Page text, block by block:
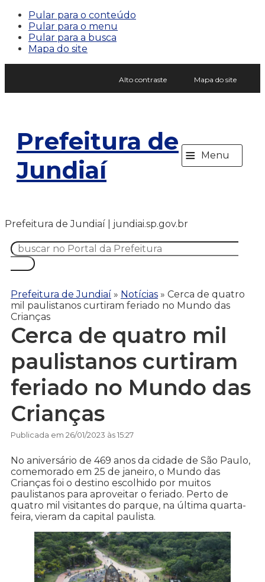
Pular para o conteúdo
Pular para o menu
Pular para a busca
Mapa do site
Alto contraste Mapa do site
Prefeitura de
Jundiaí
≡ Menu
Prefeitura de Jundiaí | jundiai.sp.gov.br
Prefeitura de Jundiaí » Notícias » Cerca de quatro
mil paulistanos curtiram feriado no Mundo das
Crianças
Cerca de quatro mil
paulistanos curtiram
feriado no Mundo das
Crianças
Publicada em 26/01/2023 às 15:27
No aniversário de 469 anos da cidade de São Paulo,
comemorado em 25 de janeiro, o Mundo das
Crianças foi o destino escolhido por muitos
paulistanos para aproveitar o feriado. Perto de
quatro mil visitantes do parque, na última quarta-
feira, vieram da capital paulista.